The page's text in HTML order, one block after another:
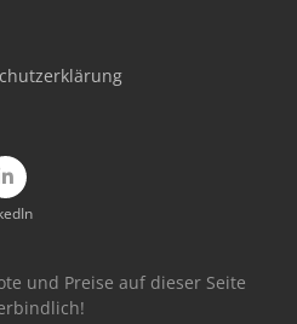
und Preise auf dieser Seite